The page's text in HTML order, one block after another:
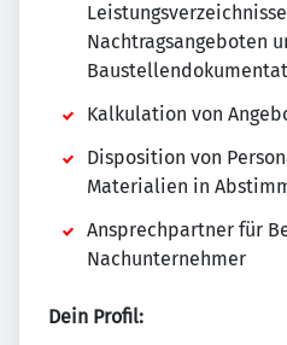
Nachtragsangeboten
Kalkulation von
Disposition von
Materialien in
Ansprechpartner für
Nachunternehmer
Dein Profil: